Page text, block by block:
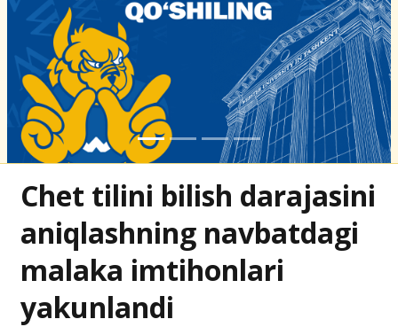
Chet tilini bilish darajasini
aniqlashning navbatdagi
malaka imtihonlari
yakunlandi